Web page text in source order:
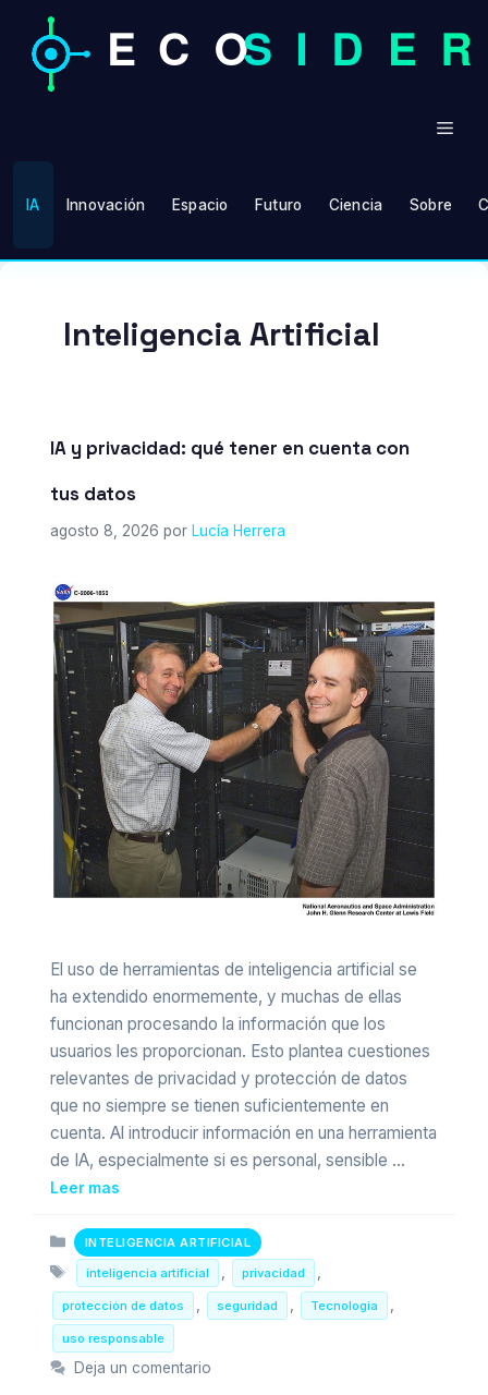
Saltar
contenido
IA Innovación Espacio Futuro Ciencia Sobre
Inteligencia Artificial
IA y privacidad: qué tener en cuenta con
tus datos
agosto 8, 2026 por Lucía Herrera
El uso de herramientas de inteligencia artificial se
ha extendido enormemente, y muchas de ellas
funcionan procesando la información que los
usuarios les proporcionan. Esto plantea cuestiones
relevantes de privacidad y protección de datos
que no siempre se tienen suficientemente en
cuenta. Al introducir información en una herramienta
de IA, especialmente si es personal, sensible …
Leer mas
Categorias
INTELIGENCIA ARTIFICIAL
Etiquetas
inteligencia artificial privacidad
protección de datos seguridad Tecnologia
uso responsable
Deja un comentario